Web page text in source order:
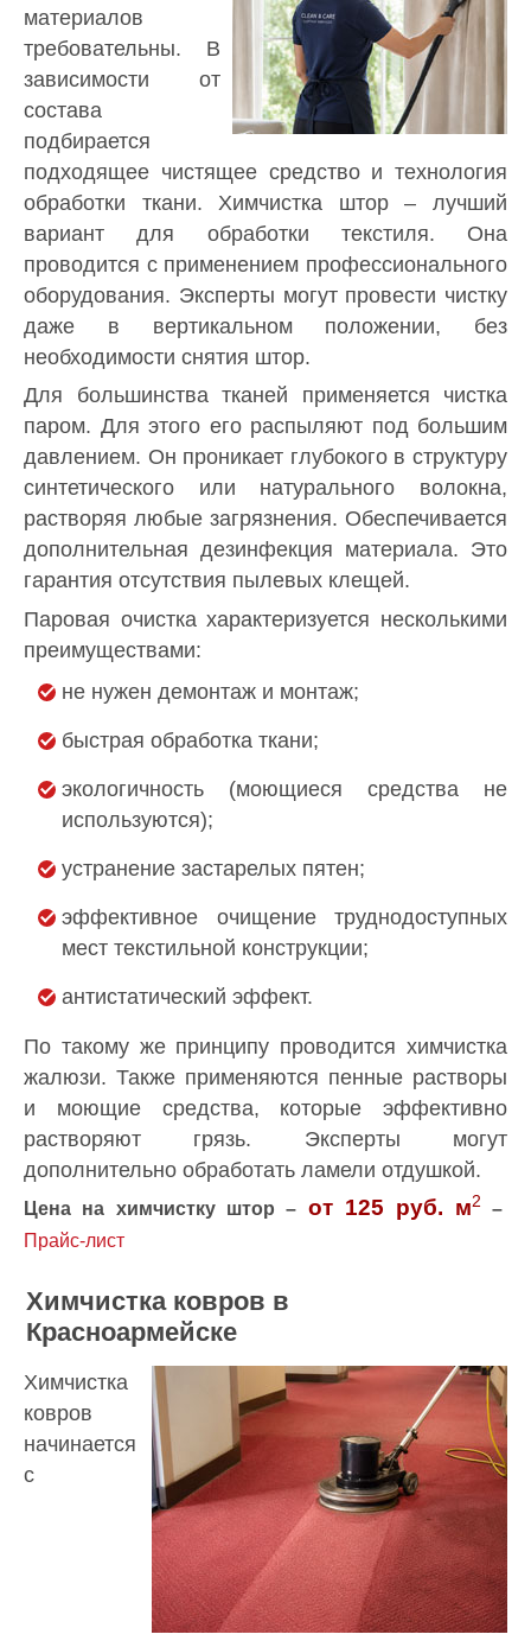
материалов
требовательны. В
зависимости от
состава
подбирается
подходящее чистящее средство и технология
обработки ткани. Химчистка штор – лучший
вариант для обработки текстиля. Она
проводится с применением профессионального
оборудования. Эксперты могут провести чистку
даже в вертикальном положении, без
необходимости снятия штор.
Для большинства тканей применяется чистка
паром. Для этого его распыляют под большим
давлением. Он проникает глубокого в структуру
синтетического или натурального волокна,
растворяя любые загрязнения. Обеспечивается
дополнительная дезинфекция материала. Это
гарантия отсутствия пылевых клещей.
Паровая очистка характеризуется несколькими
преимуществами:
не нужен демонтаж и монтаж;
быстрая обработка ткани;
экологичность (моющиеся средства не
используются);
устранение застарелых пятен;
эффективное очищение труднодоступных
мест текстильной конструкции;
антистатический эффект.
По такому же принципу проводится химчистка
жалюзи. Также применяются пенные растворы
и моющие средства, которые эффективно
растворяют грязь. Эксперты могут
дополнительно обработать ламели отдушкой.
Цена на химчистку штор – от 125 руб. м2 –
Прайс-лист
Химчистка ковров в
Красноармейске
Химчистка
ковров
начинается
с